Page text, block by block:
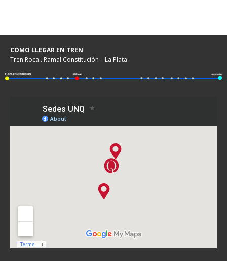
COMO LLEGAR EN TREN
Tren Roca . Ramal Constitución – La Plata